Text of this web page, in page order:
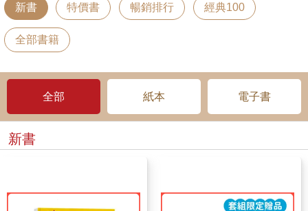
新書 特價書 暢銷排行 經典100
全部書籍
全部 紙本 電子書
新書